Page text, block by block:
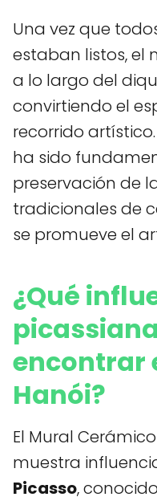
Una vez que
estaban listos, el
a lo largo del
convirtiendo el
recorrido
ha sido
preservación de
tradicionales de
se promueve el
¿Qué
encontrar
Hanói?
El Mural
muestra
Picasso,